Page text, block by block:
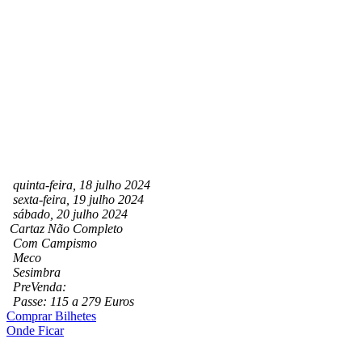
quinta-feira, 18 julho 2024
sexta-feira, 19 julho 2024
sábado, 20 julho 2024
Cartaz Não Completo
Com Campismo
Meco
Sesimbra
PreVenda:
Passe: 115 a 279 Euros
Comprar Bilhetes
Onde Ficar